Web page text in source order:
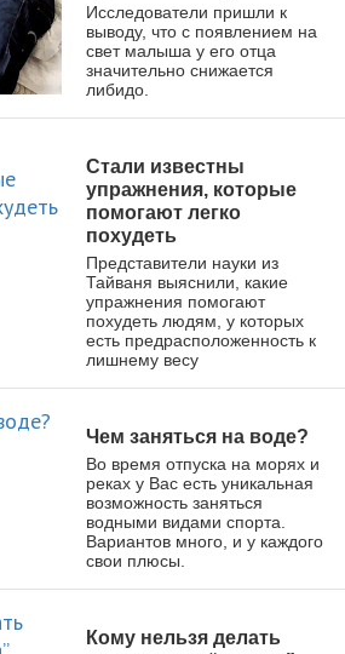
Исследователи пришли к
выводу, что с появлением на
свет малыша у его отца
значительно снижается
либидо.
Стали известны
упражнения, которые
помогают легко
похудеть
Представители науки из
Тайваня выяснили, какие
упражнения помогают
похудеть людям, у которых
есть предрасположенность к
лишнему весу
Чем заняться на воде?
Во время отпуска на морях и
реках у Вас есть уникальная
возможность заняться
водными видами спорта.
Вариантов много, и у каждого
свои плюсы.
Кому нельзя делать